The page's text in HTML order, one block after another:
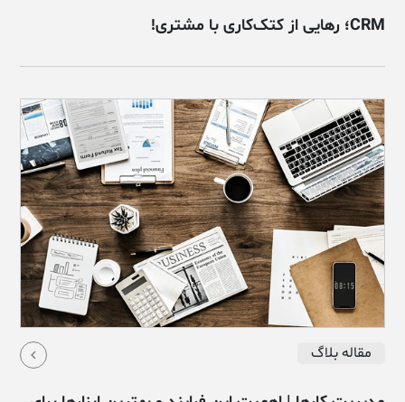
CRM؛ رهایی از کتک‌کاری با مشتری!
مقاله بلاگ